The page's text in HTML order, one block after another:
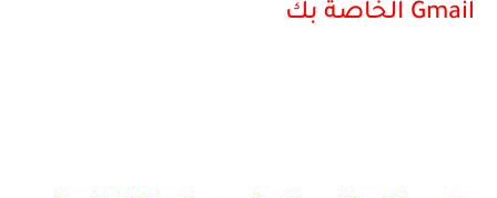
Gmail الخاصة بك